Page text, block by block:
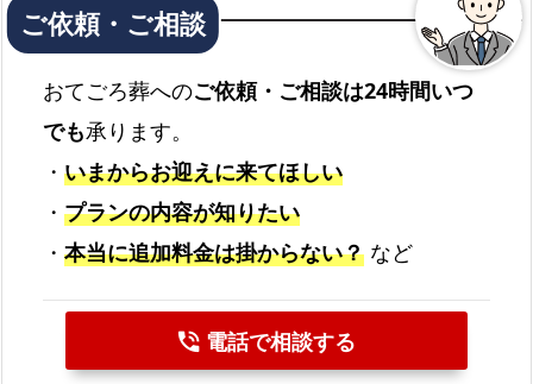
おてごろ葬へのご依頼・ご相談は24時間いつ
でも承ります。
・ いまからお迎えに来てほしい
・ プランの内容が知りたい
・ 本当に追加料金は掛からない？など
phone_in_talk電話で相談する